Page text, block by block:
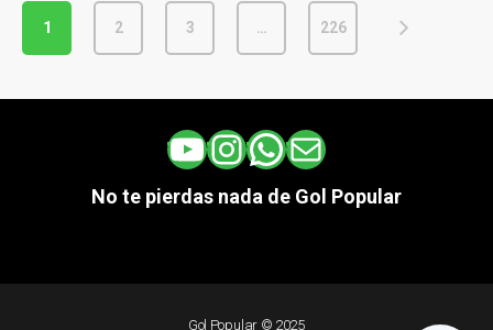
1 2 3 … 226
YouTube
Instagram
WhatsApp
Correo electrónico
No te pierdas nada de Gol Popular
Gol Popular © 2025